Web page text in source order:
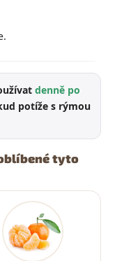
denně po
potíže s rýmou
tyto